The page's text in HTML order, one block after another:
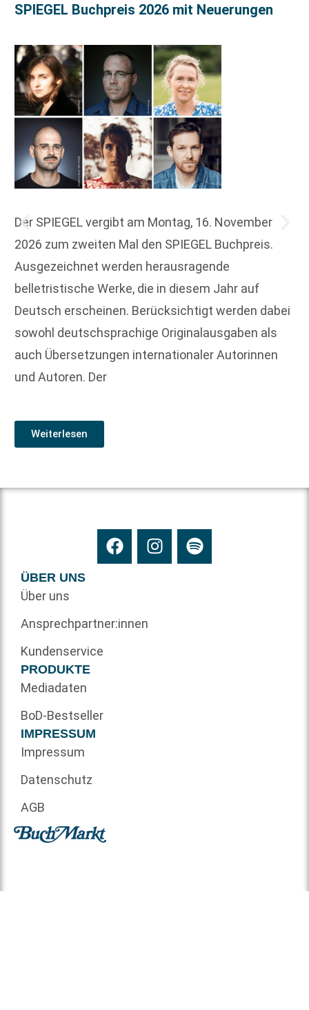
SPIEGEL Buchpreis 2026 mit Neuerungen
Der SPIEGEL vergibt am Montag, 16. November
2026 zum zweiten Mal den SPIEGEL Buchpreis.
Ausgezeichnet werden herausragende
belletristische Werke, die in diesem Jahr auf
Deutsch erscheinen. Berücksichtigt werden dabei
sowohl deutschsprachige Originalausgaben als
auch Übersetzungen internationaler Autorinnen
und Autoren. Der
Weiterlesen
ÜBER UNS
Über uns
Ansprechpartner:innen
Kundenservice
PRODUKTE
Mediadaten
BoD-Bestseller
IMPRESSUM
Impressum
Datenschutz
AGB